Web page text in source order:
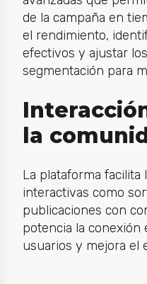
de la campaña en
el rendimiento,
efectivos y ajustar
segmentación para
la
La plataforma facilita
interactivas como
publicaciones con
potencia la conexión
usuarios y mejora el